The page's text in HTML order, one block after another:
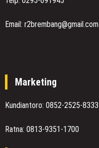
Email: r2brembang@gmail.com
Marketing
Kundiantoro: 0852-2525-8333
Ratna: 0813-9351-1700